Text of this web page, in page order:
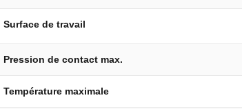
Surface de travail
Pression de contact max.
Température maximale